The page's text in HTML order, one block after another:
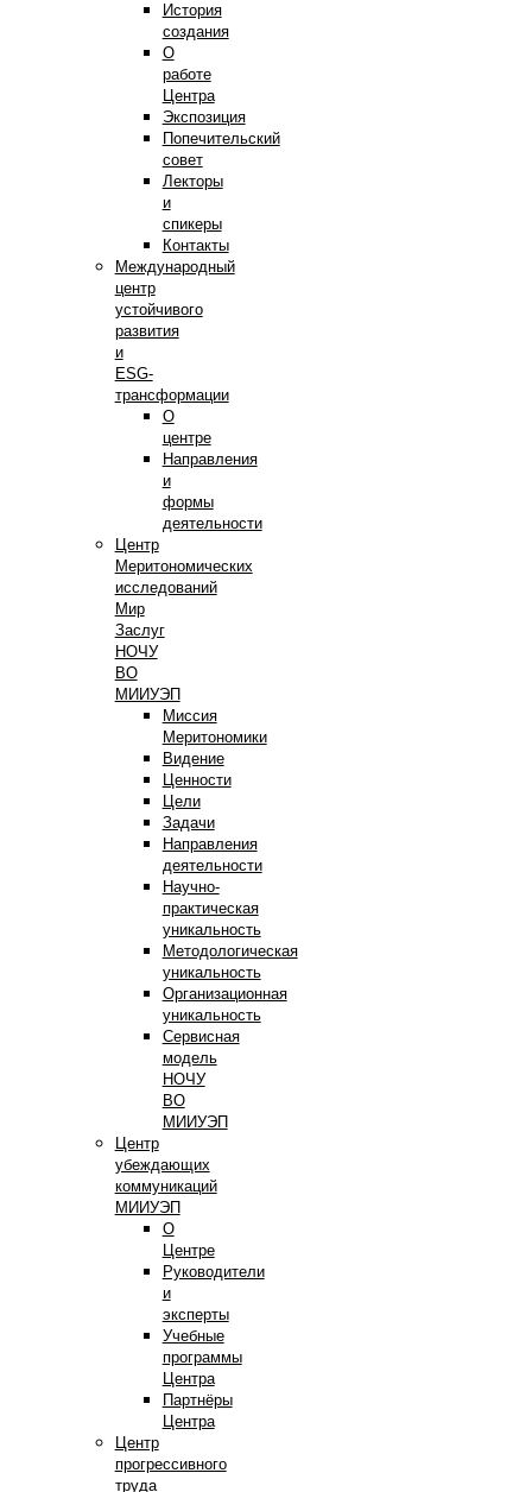
История
создания
О
работе
Центра
Экспозиция
Попечительский
совет
Лекторы
и
спикеры
Контакты
Международный
центр
устойчивого
развития
и
ESG-
трансформации
О
центре
Направления
и
формы
деятельности
Центр
Меритономических
исследований
Мир
Заслуг
НОЧУ
ВО
МИИУЭП
Миссия
Меритономики
Видение
Ценности
Цели
Задачи
Направления
деятельности
Научно-
практическая
уникальность
Методологическая
уникальность
Организационная
уникальность
Сервисная
модель
НОЧУ
ВО
МИИУЭП
Центр
убеждающих
коммуникаций
МИИУЭП
О
Центре
Руководители
и
эксперты
Учебные
программы
Центра
Партнёры
Центра
Центр
прогрессивного
труда